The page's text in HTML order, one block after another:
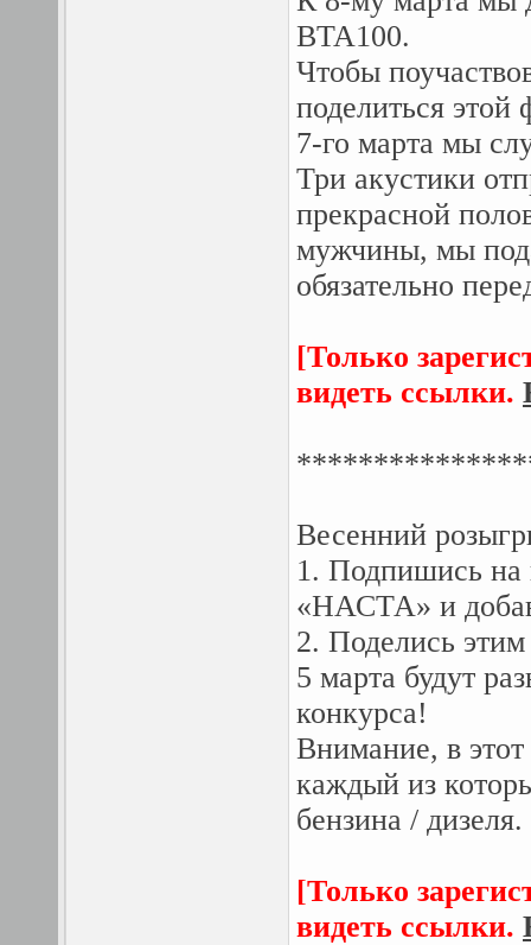
BTA100.
Чтобы
поделиться этой
7-го марта мы
Три акустики
прекрасной
мужчины, мы
обязательно
[Только
видеть ссылки.
Весенний
1. Подпишись на
«НАСТА» и
2. Поделись
5 марта будут
конкурса!
Внимание, в этот
каждый из
бензина / дизеля.
[Только
видеть ссылки.